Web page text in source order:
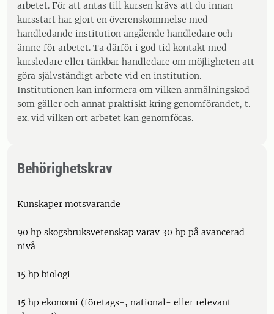
arbetet. För att antas till kursen krävs att du innan
kursstart har gjort en överenskommelse med
handledande institution angående handledare och
ämne för arbetet. Ta därför i god tid kontakt med
kursledare eller tänkbar handledare om möjligheten att
göra självständigt arbete vid en institution.
Institutionen kan informera om vilken anmälningskod
som gäller och annat praktiskt kring genomförandet, t.
ex. vid vilken ort arbetet kan genomföras.
Behörighetskrav
Kunskaper motsvarande
90 hp skogsbruksvetenskap varav 30 hp på avancerad
nivå
15 hp biologi
15 hp ekonomi (företags-, national- eller relevant